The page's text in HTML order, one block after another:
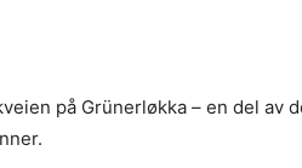
på Grünerløkka – en del av